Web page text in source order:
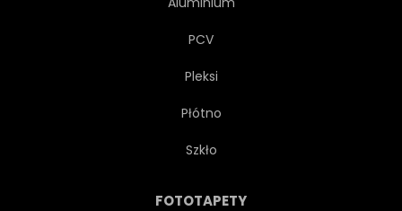
PCV
Pleksi
Płótno
Szkło
FOTOTAPETY